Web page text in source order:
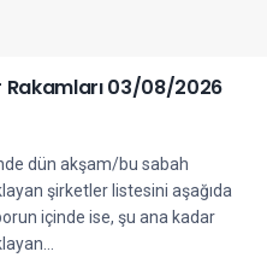
Rakamları 03/08/2026
dün akşam/bu sabah
şirketler listesini aşağıda
içinde ise, şu ana kadar